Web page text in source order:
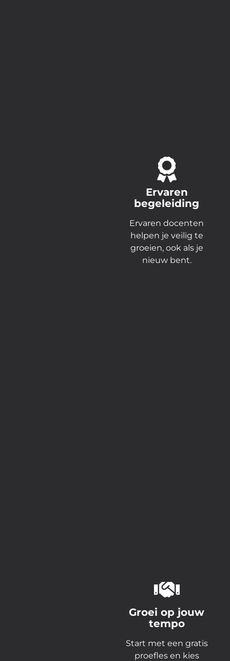
Ervaren
begeleiding
Ervaren docenten
helpen je veilig te
groeien, ook als je
nieuw bent.
Groei op jouw
tempo
Start met een gratis
proefles en kies